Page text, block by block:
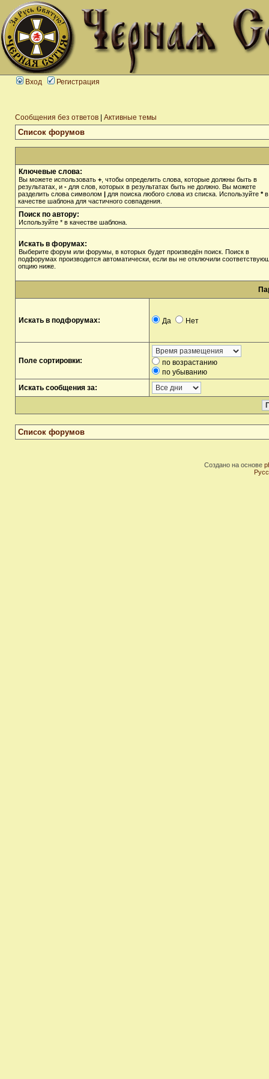
Вход Регистрация
Сообщения без ответов Активные темы
Список форумов
Ключевые слова:
Вы можете использовать + , чтобы определить слова, которые должны быть в
результатах, и - для слов, которых в результатах быть не должно. Вы можете
разделить слова символом | для поиска любого слова из списка. Используйте *в
качестве шаблона для частичного совпадения.
Поиск по автору:
Используйте * в качестве шаблона.
Искать в форумах:
Выберите форум или форумы, в которых будет произведён поиск. Поиск в
подфорумах производится автоматически, если вы не отключили
опцию ниже.
Искать в подфорумах: Да Нет
Поле сортировки:
по возрастанию
по убыванию
Искать сообщения за:
Список форумов
Создано на основе